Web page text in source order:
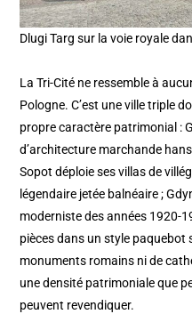
Dlugi Targ sur la voie royale
La Tri-Cité ne ressemble à
Pologne. C’est une ville triple
propre caractère patrimonial :
d’architecture marchande
Sopot déploie ses villas de
légendaire jetée balnéaire ;
moderniste des années 1920-
pièces dans un style paquebot
monuments romains ni de
une densité patrimoniale que
peuvent revendiquer.